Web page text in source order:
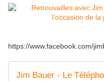
https://www.facebook.com/
Jim Bauer - Le